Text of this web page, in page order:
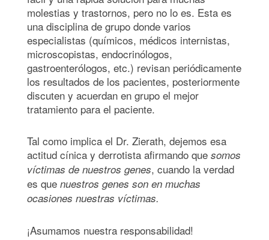
molestias y trastornos, pero no lo es. Esta es
una disciplina de grupo donde varios
especialistas (químicos, médicos internistas,
microscopistas, endocrinólogos,
gastroenterólogos, etc.) revisan periódicamente
los resultados de los pacientes, posteriormente
discuten y acuerdan en grupo el mejor
tratamiento para el paciente.
Tal como implica el Dr. Zierath, dejemos esa
actitud cínica y derrotista afirmando que somos
víctimas de nuestros genes, cuando la verdad
es que nuestros genes son en muchas
ocasiones nuestras víctimas.
¡Asumamos nuestra responsabilidad!